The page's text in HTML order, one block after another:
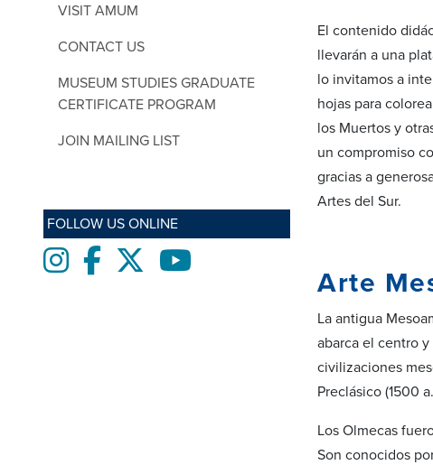
VISIT AMUM
CONTACT US
MUSEUM STUDIES GRADUATE
CERTIFICATE PROGRAM
JOIN MAILING LIST
FOLLOW US ONLINE
InstagramFacebooktwitter
El contenido
llevarán a una
lo invitamos a
hojas para
los Muertos y
un compromiso
gracias a
Artes del Sur.
Arte
La antigua
abarca el centro
civilizaciones
Preclásico (1500
Los Olmecas
Son conocidos